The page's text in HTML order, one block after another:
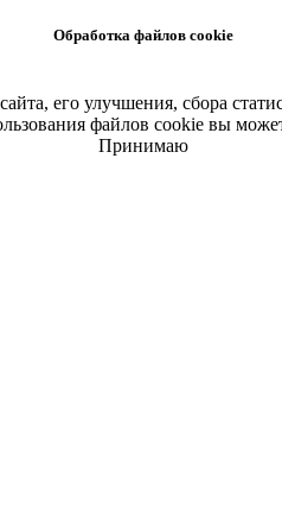
Обработка файлов cookie
его улучшения, сбора
файлов cookie вы
Принимаю